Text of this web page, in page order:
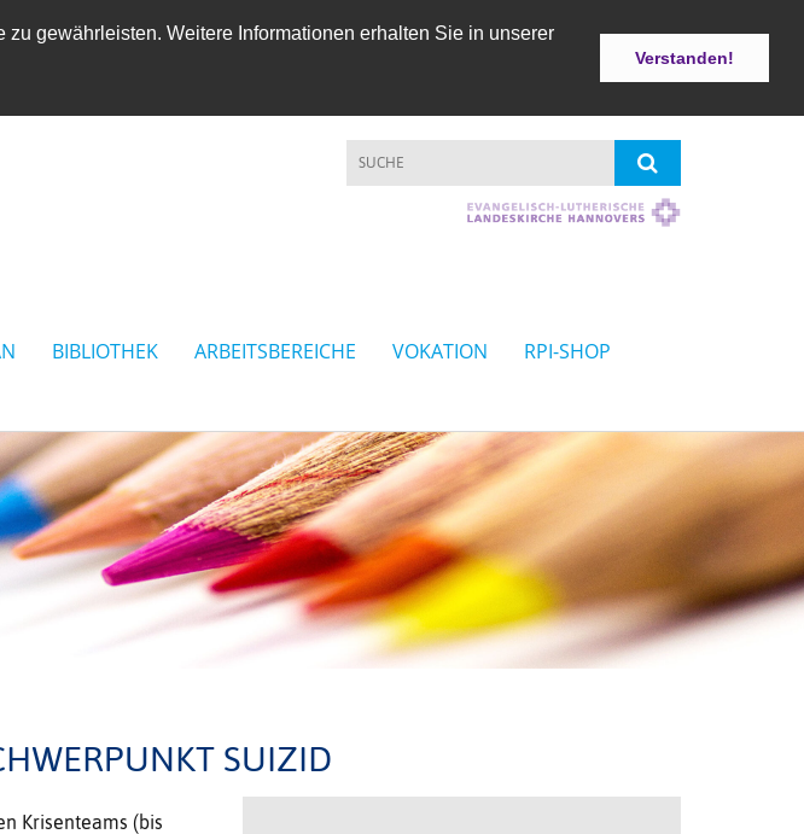
gewährleisten. Weitere Informationen erhalten Sie in unserer
Verstanden!
BIBLIOTHEK ARBEITSBEREICHE VOKATION
RPI-SHOP
SUIZID
Krisenteams (bis